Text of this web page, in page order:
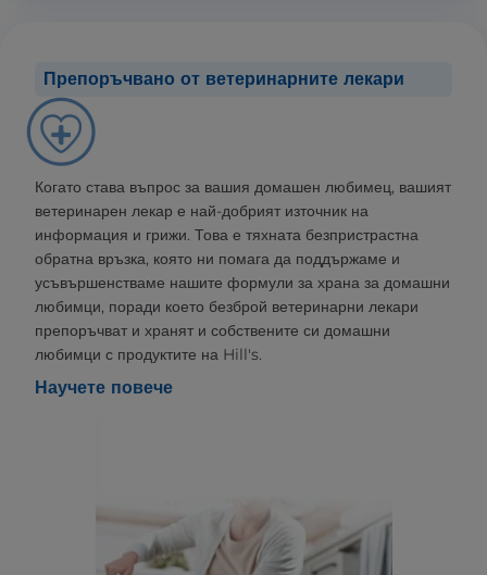
Препоръчвано от ветеринарните лекари
Когато става въпрос за вашия домашен любимец, вашият
ветеринарен лекар е най-добрият източник на
информация и грижи. Това е тяхната безпристрастна
обратна връзка, която ни помага да поддържаме и
усъвършенстваме нашите формули за храна за домашни
любимци, поради което безброй ветеринарни лекари
препоръчват и хранят и собствените си домашни
любимци с продуктите на Hill's.
Научете повече